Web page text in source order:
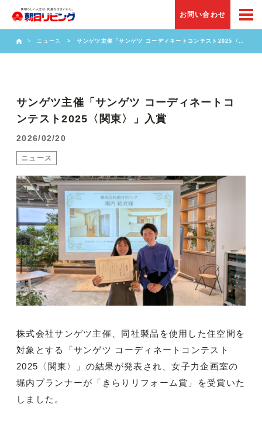
お問い合わせ
ニュース サンゲツ主催「サンゲツ コーディネートコンテスト2025〈…
サンゲツ主催「サンゲツ コーディネートコ
ンテスト2025〈関東〉」入賞
2026/02/20
ニュース
株式会社サンゲツ主催、同社製品を使用した住空間を
対象とする「サンゲツ コーディネートコンテスト
2025〈関東〉」の結果が発表され、女子力企画室の
堀内プランナーが「きらりリフォーム賞」を受賞いた
しました。